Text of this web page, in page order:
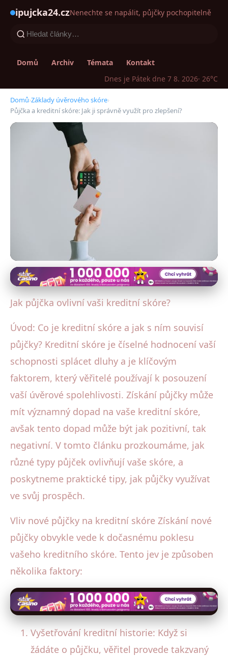
ipujcka24.czNenechte se napálit, půjčky pochopitelně
Domů Archiv Témata
Kontakt
Dnes je Pátek dne 7 8. 2026· 26°C
Domů›Základy úvěrového skóre›
Půjčka a kreditní skóre: Jak ji správně využít pro zlepšení?
Základy úvěrového skóre
Půjčka a kreditní skóre: Jak ji
9. 7. 2025· 4 min čtení · Autor: Tomáš Beneš
Jak půjčka ovlivní vaši kreditní skóre?
Úvod: Co je kreditní skóre a jak s ním souvisí
půjčky? Kreditní skóre je číselné hodnocení vaší
schopnosti splácet dluhy a je klíčovým
faktorem, který věřitelé používají k posouzení
vaší úvěrové spolehlivosti. Získání půjčky může
mít významný dopad na vaše kreditní skóre,
avšak tento dopad může být jak pozitivní, tak
negativní. V tomto článku prozkoumáme, jak
různé typy půjček ovlivňují vaše skóre, a
poskytneme praktické tipy, jak půjčky využívat
ve svůj prospěch.
Vliv nové půjčky na kreditní skóre Získání nové
půjčky obvykle vede k dočasnému poklesu
vašeho kreditního skóre. Tento jev je způsoben
několika faktory:
Vyšetřování kreditní historie: Když si
žádáte o půjčku, věřitel provede takzvaný